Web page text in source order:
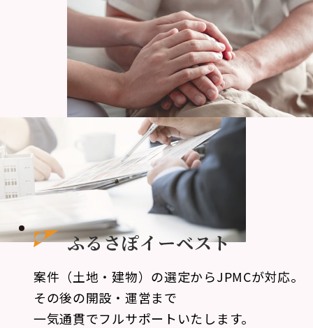
ふるさぽイーベスト
案件（土地・建物）の選定からJPMCが対応。
その後の開設・運営まで
一気通貫でフルサポートいたします。